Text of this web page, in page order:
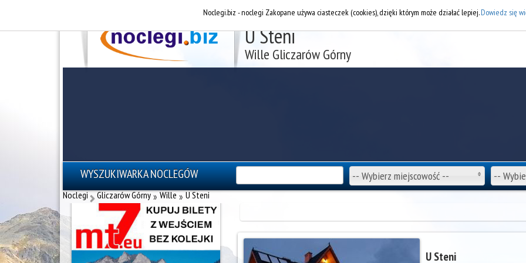
U Steni
Wille Gliczarów Górny
WYSZUKIWARKA NOCLEGÓW -- Wybierz miejscowość -- --
Noclegi Gliczarów Górny»Wille»U Steni
U Steni
reklama - noclegi Zakopane
Noclegi.biz - noclegi Zakopane używa ciasteczek (cookies), dzięki którym może działać lepiej.Dowiedz się